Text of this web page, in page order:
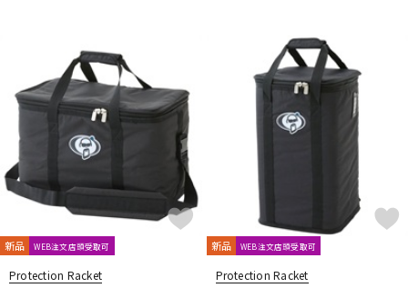
新品 WEB注文店頭受取可
Protection Racket
新品 WEB注文店頭受取可
Protection Racket